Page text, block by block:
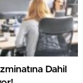
Dahil